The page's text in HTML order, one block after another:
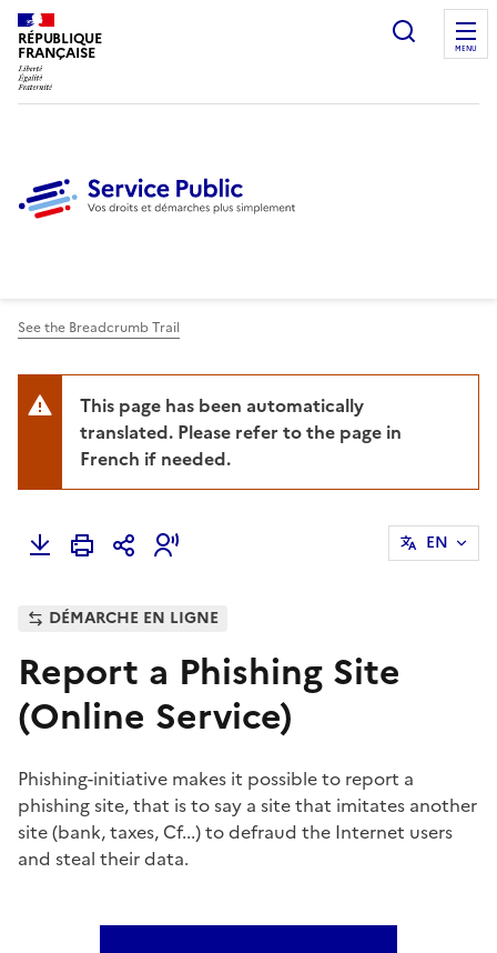
RÉPUBLIQUE
FRANÇAISE
Ouvrir
MENU
See the Breadcrumb Trail
This page has been automatically
translated. Please refer to the page in
French if needed.
EN
DÉMARCHE EN LIGNE
Report a Phishing Site
(Online Service)
Phishing-initiative makes it possible to report a
phishing site, that is to say a site that imitates another
site (bank, taxes, Cf...) to defraud the Internet users
and steal their data.